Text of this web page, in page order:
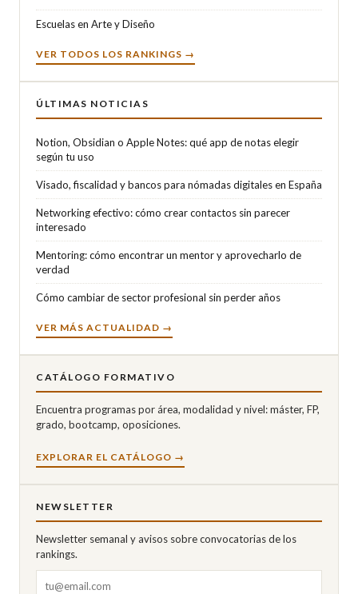
Escuelas en Arte y Diseño
VER TODOS LOS RANKINGS →
ÚLTIMAS NOTICIAS
Notion, Obsidian o Apple Notes: qué app de notas elegir
según tu uso
Visado, fiscalidad y bancos para nómadas digitales en España
Networking efectivo: cómo crear contactos sin parecer
interesado
Mentoring: cómo encontrar un mentor y aprovecharlo de
verdad
Cómo cambiar de sector profesional sin perder años
VER MÁS ACTUALIDAD →
CATÁLOGO FORMATIVO
Encuentra programas por área, modalidad y nivel: máster, FP,
grado, bootcamp, oposiciones.
EXPLORAR EL CATÁLOGO →
NEWSLETTER
Newsletter semanal y avisos sobre convocatorias de los
rankings.